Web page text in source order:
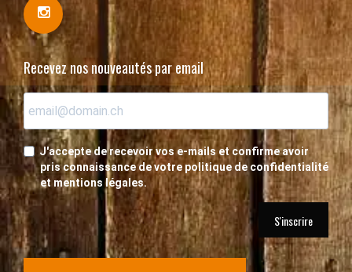
Recevez nos nouveautés par email
J'accepte de recevoir vos e-mails et confirme avoir
pris connaissance de votre politique de confidentialité
et mentions légales.
S'inscrire